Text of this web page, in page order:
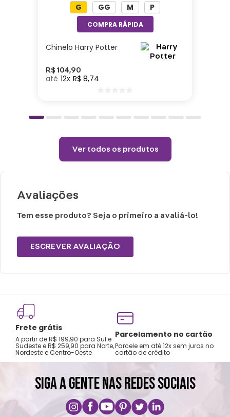
Altura: 30cm| Comprimento: 15cm| Largura:
28cm| Enchimento: Fibra| Tecido: Poliéster
Cuidados e recomendações de uso:
Passar com temperatura máxima de 110°
Não alvejar.
Temperatura máxima de lavagem 40°.
Não limpar a seco.
Chinelo Harry Potter
R$ 104,90
12 R$ 8,74
G GG M P
Ver todos os produtos
Avaliações
Tem esse produto? Seja o primeiro a avaliá-lo!
ESCREVER AVALIAÇÃO
Frete grátis
A partir de R$ 199,90 para Sul e
Sudeste e R$ 259,90 para Norte,
Nordeste e Centro-Oeste
Parcelamento no cartão
Parcele em até 12x sem juros no
cartão de crédito
SIGA A GENTE NAS REDES SOCIAIS